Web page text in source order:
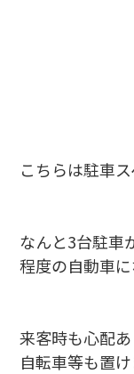
こちらは駐車ス
なんと3台駐車
程度の自動車
来客時も心配
自転車等も置け